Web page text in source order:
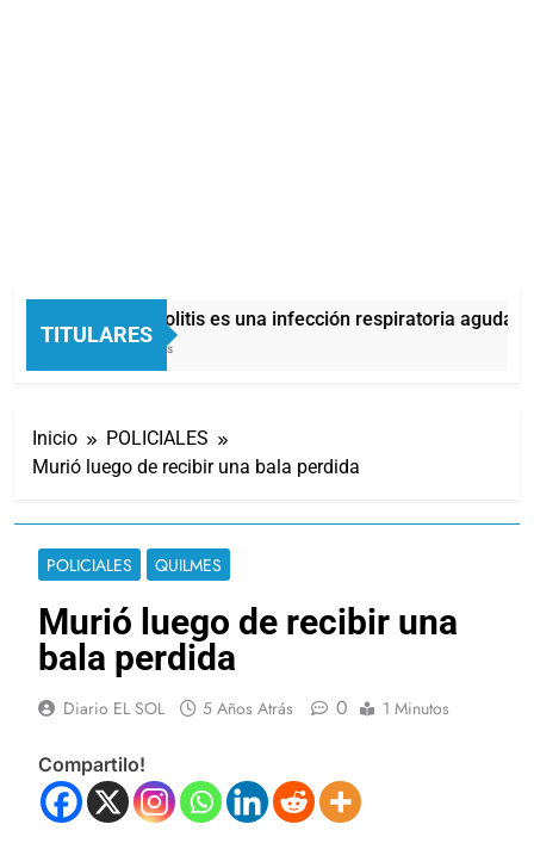
TITULARES
La bronquiolitis es una infección respiratoria aguda
4 Minutos Atrás
Inicio
POLICIALES
Murió luego de recibir una bala perdida
POLICIALES QUILMES
Murió luego de recibir una
bala perdida
Diario EL SOL 5 Años Atrás 0 1 Minutos
Compartilo!